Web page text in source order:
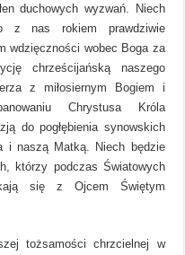
duchowych wyzwań. Niech
z nas rokiem prawdziwie
wdzięczności wobec Boga za
chrześcijańską naszego
z miłosiernym Bogiem i
Chrystusa Króla
do pogłębienia synowskich
i naszą Matką. Niech będzie
którzy podczas Światowych
się z Ojcem Świętym
tożsamości chrzcielnej w